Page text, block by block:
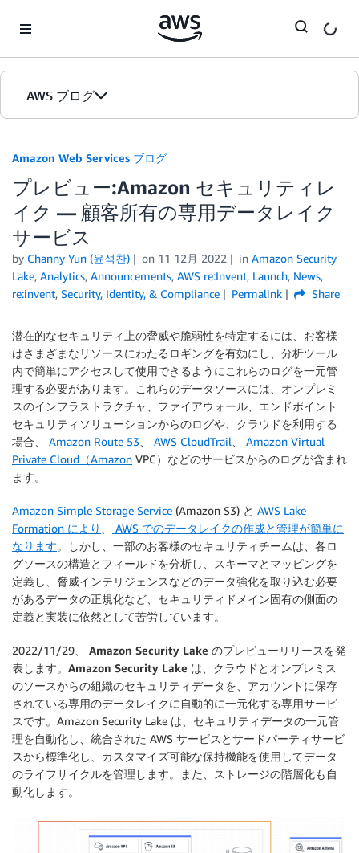
AWS ブログ
カテゴリ
エディション
Amazon Web Services ブログ
プレビュー:Amazon セキュリティレ
イク — 顧客所有の専用データレイク
サービス
by Channy Yun (윤석찬) on 11 12月 2022 in Amazon Security
Lake, Analytics, Announcements, AWS re:Invent, Launch, News,
re:invent, Security, Identity, & Compliance Permalink Share
潜在的なセキュリティ上の脅威や脆弱性を特定するには、お客様
はさまざまなリソースにわたるロギングを有効にし、分析ツール
内で簡単にアクセスして使用できるようにこれらのログを一元管
理する必要があります。これらのデータソースには、オンプレミ
スのインフラストラクチャ、ファイアウォール、エンドポイント
セキュリティソリューションからのログや、クラウドを利用する
場合、
Amazon Route 53 AWS CloudTrail
Amazon Virtual
Private Cloud（Amazon VPC）などのサービスからのログが含まれ
ます。
Amazon Simple Storage Service (Amazon S3) と AWS Lake
Formation により
AWS でのデータレイクの作成と管理が簡単に
なります。しかし、一部のお客様のセキュリティチームは、各ロ
グソースの構造とフィールドを分析し、スキーマとマッピングを
定義し、脅威インテリジェンスなどのデータ強化を取り込む必要
があるデータの正規化など、セキュリティドメイン固有の側面の
定義と実装に依然として苦労しています。
2022/11/29、
Amazon Security Lake のプレビューリリースを発
表します。Amazon Security Lake は、クラウドとオンプレミス
のソースからの組織のセキュリティデータを、アカウントに保存
されている専用のデータレイクに自動的に一元化する専用サービ
スです。Amazon Security Lake は、セキュリティデータの一元管
理を自動化し、統合された AWS サービスとサードパーティサービ
スから標準化し、カスタマイズ可能な保持機能を使用してデータ
のライフサイクルを管理します。また、ストレージの階層化も自
動化します。